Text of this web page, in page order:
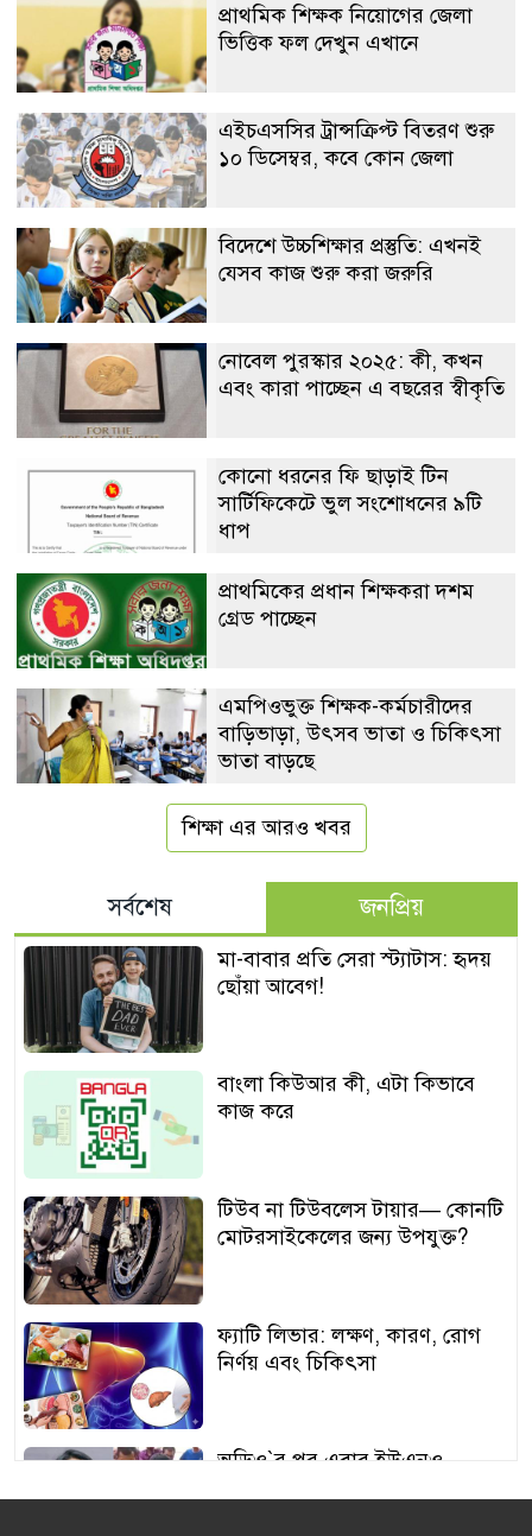
প্রাথমিক শিক্ষক নিয়োগের জেলা
ভিত্তিক ফল দেখুন এখানে
এইচএসসির ট্রান্সক্রিপ্ট বিতরণ শুরু
১০ ডিসেম্বর, কবে কোন জেলা
বিদেশে উচ্চশিক্ষার প্রস্তুতি: এখনই
যেসব কাজ শুরু করা জরুরি
নোবেল পুরস্কার ২০২৫: কী, কখন
এবং কারা পাচ্ছেন এ বছরের স্বীকৃতি
কোনো ধরনের ফি ছাড়াই টিন
সার্টিফিকেটে ভুল সংশোধনের ৯টি
ধাপ
প্রাথমিকের প্রধান শিক্ষকরা দশম
গ্রেড পাচ্ছেন
এমপিওভুক্ত শিক্ষক-কর্মচারীদের
বাড়িভাড়া, উৎসব ভাতা ও চিকিৎসা
ভাতা বাড়ছে
শিক্ষা এর আরও খবর
সর্বশেষ জনপ্রিয়
মা-বাবার প্রতি সেরা স্ট্যাটাস: হৃদয়
ছোঁয়া আবেগ!
বাংলা কিউআর কী, এটা কিভাবে
কাজ করে
টিউব না টিউবলেস টায়ার— কোনটি
মোটরসাইকেলের জন্য উপযুক্ত?
ফ্যাটি লিভার: লক্ষণ, কারণ, রোগ
নির্ণয় এবং চিকিৎসা
অডিও‍‍`র পর এবার ইউএনও